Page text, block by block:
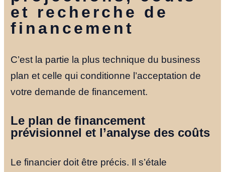
et recherche de
financement
C’est la partie la plus technique du business
plan et celle qui conditionne l’acceptation de
votre demande de financement.
Le plan de financement
prévisionnel et l’analyse des coûts
Le financier doit être précis. Il s’étale